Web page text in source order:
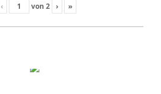
‹ von 2 › »